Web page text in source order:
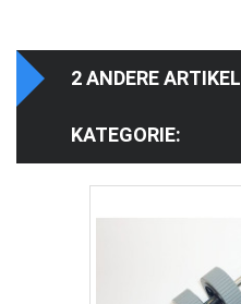
2 ANDERE
KATEGORIE: